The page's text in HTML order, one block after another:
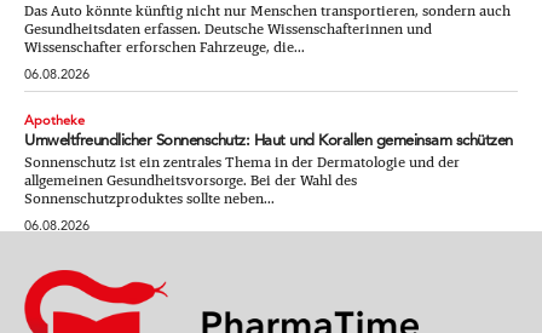
Das Auto könnte künftig nicht nur Menschen transportieren, sondern auch
Gesundheitsdaten erfassen. Deutsche Wissenschafterinnen und
Wissenschafter erforschen Fahrzeuge, die...
06.08.2026
Apotheke
Umweltfreundlicher Sonnenschutz: Haut und Korallen gemeinsam schützen
Sonnenschutz ist ein zentrales Thema in der Dermatologie und der
allgemeinen Gesundheitsvorsorge. Bei der Wahl des
Sonnenschutzproduktes sollte neben...
06.08.2026